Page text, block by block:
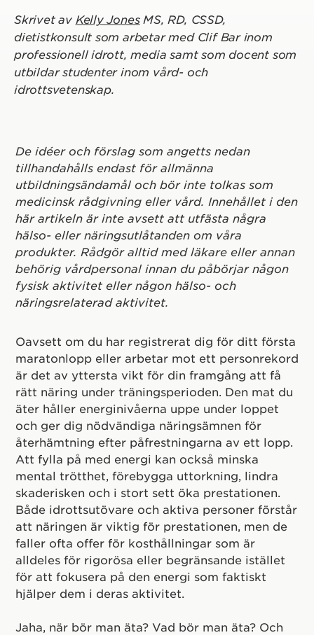
Skrivet av Kelly JonesMS, RD, CSSD,
dietistkonsult som arbetar med Clif Bar inom
professionell idrott, media samt som docent som
utbildar studenter inom vård- och
idrottsvetenskap.
De idéer och förslag som angetts nedan
tillhandahålls endast för allmänna
utbildningsändamål och bör inte tolkas som
medicinsk rådgivning eller vård. Innehållet i den
här artikeln är inte avsett att utfästa några
hälso- eller näringsutlåtanden om våra
produkter. Rådgör alltid med läkare eller annan
behörig vårdpersonal innan du påbörjar någon
fysisk aktivitet eller någon hälso- och
näringsrelaterad aktivitet.
Oavsett om du har registrerat dig för ditt första
maratonlopp eller arbetar mot ett personrekord
är det av yttersta vikt för din framgång att få
rätt näring under träningsperioden. Den mat du
äter håller energinivåerna uppe under loppet
och ger dig nödvändiga näringsämnen för
återhämtning efter påfrestningarna av ett lopp.
Att fylla på med energi kan också minska
mental trötthet, förebygga uttorkning, lindra
skaderisken och i stort sett öka prestationen.
Både idrottsutövare och aktiva personer förstår
att näringen är viktig för prestationen, men de
faller ofta offer för kosthållningar som är
alldeles för rigorösa eller begränsande istället
för att fokusera på den energi som faktiskt
hjälper dem i deras aktivitet.
Jaha, när bör man äta? Vad bör man äta? Och